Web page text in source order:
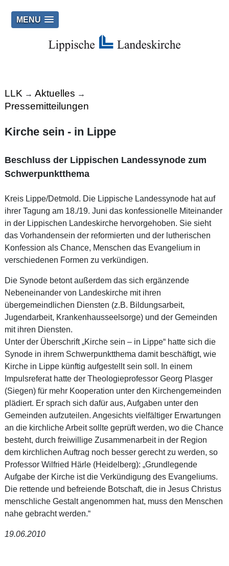
MENU
LLK → Aktuelles →
Pressemitteilungen
Kirche sein - in Lippe
Beschluss der Lippischen Landessynode zum
Schwerpunktthema
Kreis Lippe/Detmold. Die Lippische Landessynode hat auf
ihrer Tagung am 18./19. Juni das konfessionelle Miteinander
in der Lippischen Landeskirche hervorgehoben. Sie sieht
das Vorhandensein der reformierten und der lutherischen
Konfession als Chance, Menschen das Evangelium in
verschiedenen Formen zu verkündigen.
Die Synode betont außerdem das sich ergänzende
Nebeneinander von Landeskirche mit ihren
übergemeindlichen Diensten (z.B. Bildungsarbeit,
Jugendarbeit, Krankenhausseelsorge) und der Gemeinden
mit ihren Diensten.
Unter der Überschrift „Kirche sein – in Lippe“ hatte sich die
Synode in ihrem Schwerpunktthema damit beschäftigt, wie
Kirche in Lippe künftig aufgestellt sein soll. In einem
Impulsreferat hatte der Theologieprofessor Georg Plasger
(Siegen) für mehr Kooperation unter den Kirchengemeinden
plädiert. Er sprach sich dafür aus, Aufgaben unter den
Gemeinden aufzuteilen. Angesichts vielfältiger Erwartungen
an die kirchliche Arbeit sollte geprüft werden, wo die Chance
besteht, durch freiwillige Zusammenarbeit in der Region
dem kirchlichen Auftrag noch besser gerecht zu werden, so
Professor Wilfried Härle (Heidelberg): „Grundlegende
Aufgabe der Kirche ist die Verkündigung des Evangeliums.
Die rettende und befreiende Botschaft, die in Jesus Christus
menschliche Gestalt angenommen hat, muss den Menschen
nahe gebracht werden.“
19.06.2010